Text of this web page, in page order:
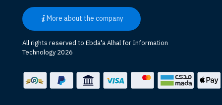
More about the company
All rights reserved to Ebda'a Alhal for Information
Technology 2026